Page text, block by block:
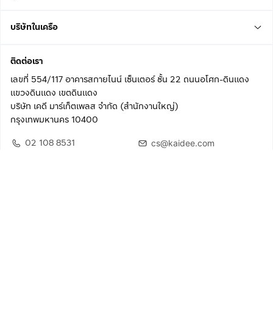
บริษัทในเครือ
ติดต่อเรา
เลขที่ 554/117 อาคารสกายไนน์ เซ็นเตอร์ ชั้น 22 ถนนอโศก-ดินแดง
แขวงดินแดง เขตดินแดง
บริษัท เคดี มาร์เก็ตเพลส จำกัด (สำนักงานใหญ่)
กรุงเทพมหานคร 10400
02 108 8531
cs@kaidee.com